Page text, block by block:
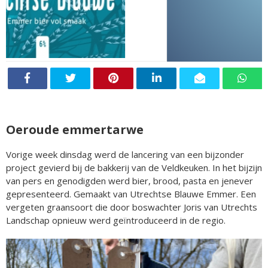
Oeroude emmertarwe
Vorige week dinsdag werd de lancering van een bijzonder
project gevierd bij de bakkerij van de Veldkeuken. In het bijzijn
van pers en genodigden werd bier, brood, pasta en jenever
gepresenteerd. Gemaakt van Utrechtse Blauwe Emmer. Een
vergeten graansoort die door boswachter Joris van Utrechts
Landschap opnieuw werd geïntroduceerd in de regio.